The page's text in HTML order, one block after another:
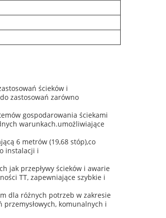
ścieków i
zastosowań zarówno
gospodarowania ściekami
warunkach.umożliwiające
6 metrów (19,68 stóp),co
instalacji i
jak przepływy ścieków i awarie
TT, zapewniające szybkie i
dla różnych potrzeb w zakresie
komunalnych i